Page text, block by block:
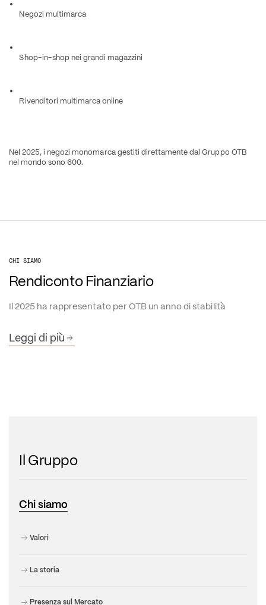
Negozi multimarca
Shop-in-shop nei grandi magazzini
Rivenditori multimarca online
Nel 2025, i negozi monomarca gestiti direttamente dal Gruppo OTB
nel mondo sono 600.
CHI SIAMO
Rendiconto Finanziario
Il 2025 ha rappresentato per OTB un anno di stabilità
Leggi di più
Il Gruppo
Chi siamo
Valori
La storia
Presenza sul Mercato